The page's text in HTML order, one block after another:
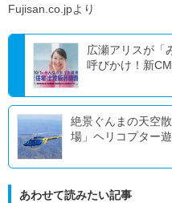
Fujisan.co.jpより
広瀬アリスが「
呼びかけ！新
絶景ぐんまの天空散歩 〜「道の駅 田園プ
場」ヘリコプター
あわせて読みたい記事